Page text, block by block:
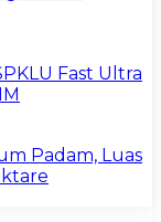
Fast Ultra
Padam, Luas